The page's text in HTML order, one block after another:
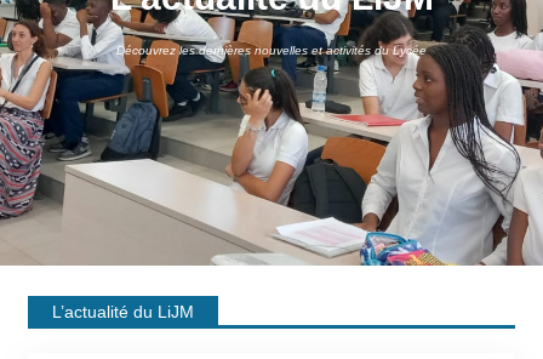
Découvrez les dernières nouvelles et activités du Lycée
L’actualité du LiJM